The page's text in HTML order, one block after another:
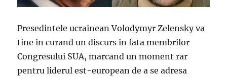
Presedintele ucrainean Volodymyr Zelensky va
tine in curand un discurs in fata membrilor
Congresului SUA, marcand un moment rar
pentru liderul est-european de a se adresa